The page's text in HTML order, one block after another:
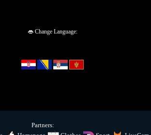
👄 Change Language:
Partners: